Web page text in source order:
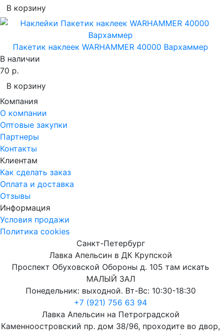
В корзину
Пакетик наклеек WARHAMMER 40000 Вархаммер
В наличии
70 р.
В корзину
Компания
О компании
Оптовые закупки
Партнеры
Контакты
Клиентам
Как сделать заказ
Оплата и доставка
Отзывы
Информация
Условия продажи
Политика cookies
Санкт-Петербург
Лавка Апельсин в ДК Крупской
Проспект Обуховской Обороны д. 105 там искать
МАЛЫЙ ЗАЛ
Понедельник: выходной. Вт-Вс: 10:30-18:30
+7 (921) 756 63 94
Лавка Апельсин на Петроградской
Каменноостровский пр. дом 38/96, проходите во двор,